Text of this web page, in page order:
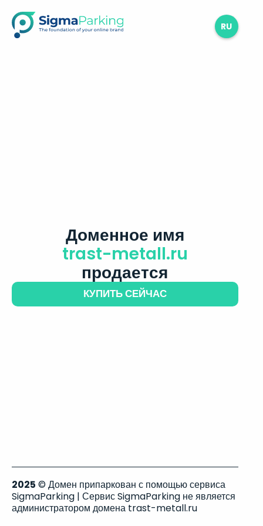
RU
Доменное имя
trast-metall.ru
продается
КУПИТЬ СЕЙЧАС
2025 © Домен припаркован с помощью сервиса
SigmaParking | Сервис SigmaParking не является
администратором домена trast-metall.ru